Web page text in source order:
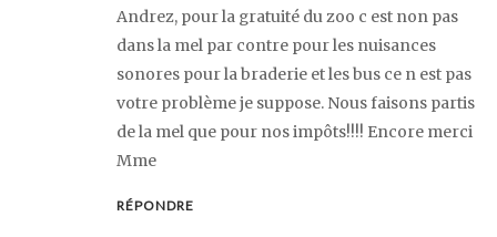
Andrez, pour la gratuité du zoo c est non pas
dans la mel par contre pour les nuisances
sonores pour la braderie et les bus ce n est pas
votre problème je suppose. Nous faisons partis
de la mel que pour nos impôts!!!! Encore merci
Mme
RÉPONDRE